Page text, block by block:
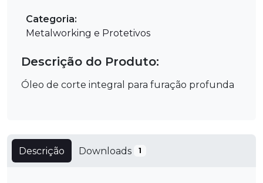
Categoria:
Metalworking e Protetivos
Descrição do Produto:
Óleo de corte integral para furação profunda
Descrição Downloads 1